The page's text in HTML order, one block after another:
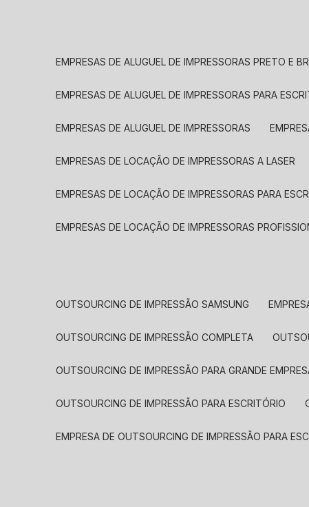
EMPRESAS DE ALUGUEL DE IMPRESSORAS PRETO E
EMPRESAS DE ALUGUEL DE IMPRESSORAS PARA
EMPRESAS DE ALUGUEL DE IMPRESSORAS
EMPRESAS DE LOCAÇÃO DE IMPRESSORAS A LASER
EMPRESAS DE LOCAÇÃO DE IMPRESSORAS PARA
EMPRESAS DE LOCAÇÃO DE IMPRESSORAS
OUTSOURCING DE IMPRESSÃO SAMSUNG
OUTSOURCING DE IMPRESSÃO COMPLETA
OUTSOURCING DE IMPRESSÃO PARA GRANDE
OUTSOURCING DE IMPRESSÃO PARA ESCRITÓRIO
EMPRESA DE OUTSOURCING DE IMPRESSÃO PARA